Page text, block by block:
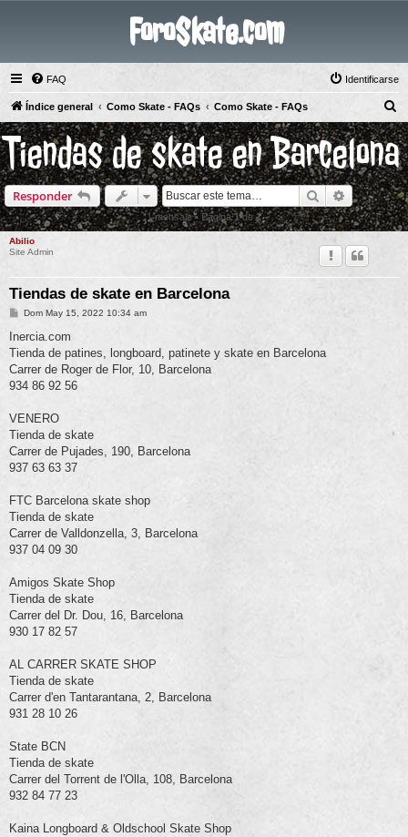
ForoSkate.com
FAQ Identificarse
Índice general Como Skate - FAQs Como Skate - FAQs
u
s
c
a
r
Tiendas de skate en Barcelona
Responder Buscar
1 mensaje • Página1de1
Abilio
Site Admin
Tiendas de skate en Barcelona
M
n
a
j
Dom May 15, 2022 10:34 am
Inercia.com
Tienda de patines, longboard, patinete y skate en Barcelona
Carrer de Roger de Flor, 10, Barcelona
934 86 92 56
VENERO
Tienda de skate
Carrer de Pujades, 190, Barcelona
937 63 63 37
FTC Barcelona skate shop
Tienda de skate
Carrer de Valldonzella, 3, Barcelona
937 04 09 30
Amigos Skate Shop
Tienda de skate
Carrer del Dr. Dou, 16, Barcelona
930 17 82 57
AL CARRER SKATE SHOP
Tienda de skate
Carrer d'en Tantarantana, 2, Barcelona
931 28 10 26
State BCN
Tienda de skate
Carrer del Torrent de l'Olla, 108, Barcelona
932 84 77 23
Kaina Longboard & Oldschool Skate Shop